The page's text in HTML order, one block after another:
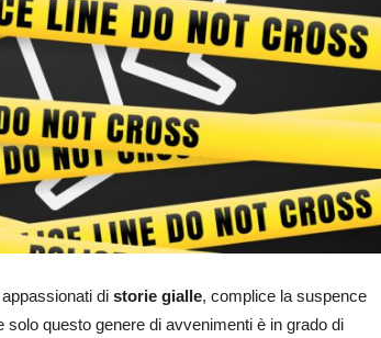
di storie gialle, complice la suspence
solo questo genere di avvenimenti è in grado di